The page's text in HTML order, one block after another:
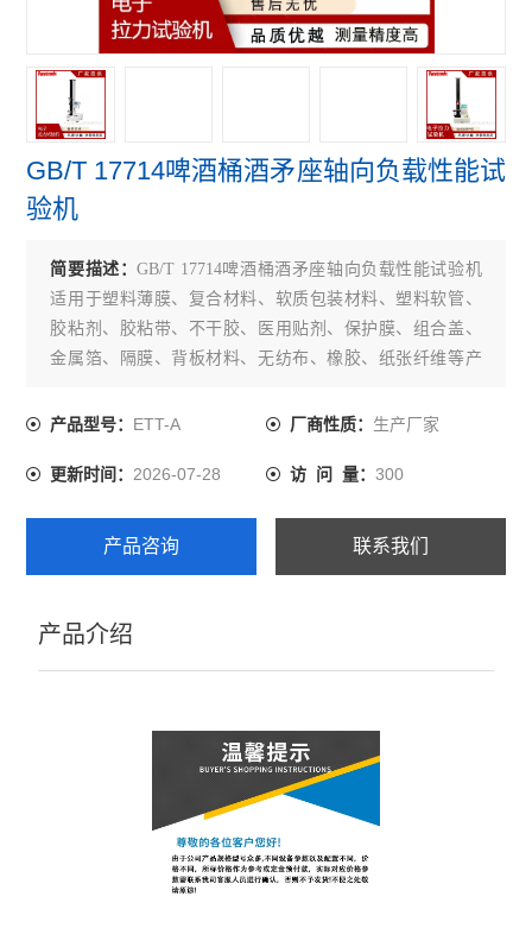
拉伸强度测试仪
GB/T 17714啤酒桶酒矛座轴向负载性能试
验机
简要描述：GB/T 17714啤酒桶酒矛座轴向负载性能试验机
适用于塑料薄膜、复合材料、软质包装材料、塑料软管、
胶粘剂、胶粘带、不干胶、医用贴剂、保护膜、组合盖、
金属箔、隔膜、背板材料、无纺布、橡胶、纸张纤维等产
启力、低速解卷力、拨开力等性能测试。
产品型号： ETT-A 厂商性质： 生产厂家
更新时间：2026-07-28 访 问 量： 300
产品咨询 联系我们
产品介绍